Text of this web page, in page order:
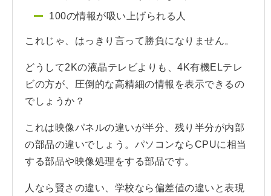
100の情報が吸い上げられる人
これじゃ、はっきり言って勝負になりません。
どうして2Kの液晶テレビよりも、4K有機ELテレ
ビの方が、圧倒的な高精細の情報を表示できるの
でしょうか？
これは映像パネルの違いが半分、残り半分が内部
の部品の違いでしょう。パソコンならCPUに相当
する部品や映像処理をする部品です。
人なら賢さの違い、学校なら偏差値の違いと表現